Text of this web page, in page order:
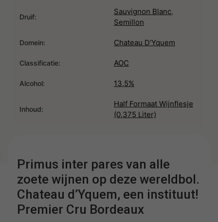
Druif:
Sauvignon Blanc,
Semillon
Domein: Chateau D'Yquem
Classificatie: AOC
Alcohol: 13,5%
Inhoud:
Half Formaat Wijnflesje
(0,375 Liter)
Primus inter pares van alle
zoete wijnen op deze wereldbol.
Chateau d’Yquem, een instituut!
Premier Cru Bordeaux